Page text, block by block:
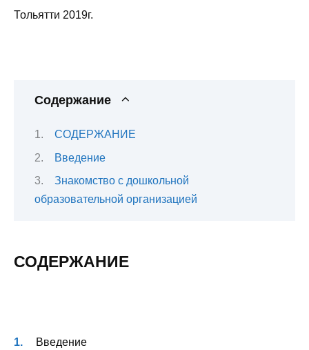
Тольятти 2019г.
Содержание
СОДЕРЖАНИЕ
Введение
Знакомство с дошкольной
образовательной организацией
СОДЕРЖАНИЕ
Введение